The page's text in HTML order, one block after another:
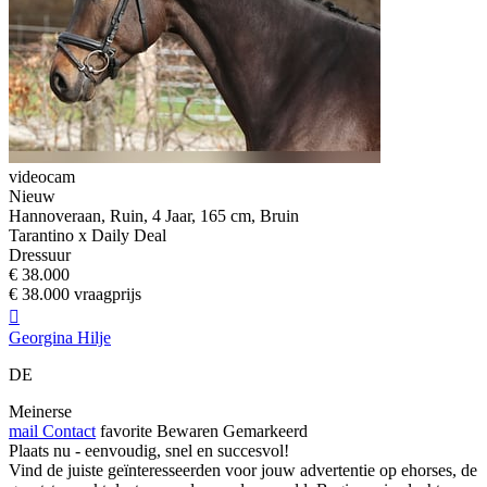
videocam
Nieuw
Hannoveraan, Ruin, 4 Jaar, 165 cm, Bruin
Tarantino x Daily Deal
Dressuur
€ 38.000
€ 38.000 vraagprijs

Georgina Hilje
DE
Meinerse
mail Contact favorite Bewaren Gemarkeerd
Plaats nu - eenvoudig, snel en succesvol!
Vind de juiste geïnteresseerden voor jouw advertentie op ehorses, de